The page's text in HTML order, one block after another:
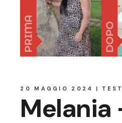
20 MAGGIO 2024
Melania